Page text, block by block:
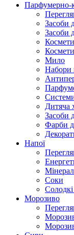
Парфумерно-
Засоби
Засоби
Мило
Набори
Дитяча
Засоби
Фарби
Напої
Соки
Морозиво